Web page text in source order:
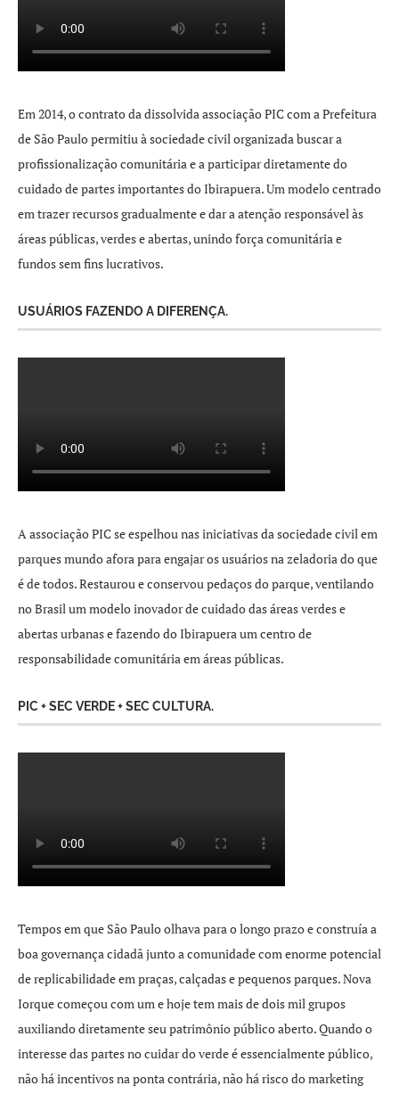
Em 2014, o contrato da dissolvida associação PIC com a Prefeitura
de São Paulo permitiu à sociedade civil organizada buscar a
profissionalização comunitária e a participar diretamente do
cuidado de partes importantes do Ibirapuera. Um modelo centrado
em trazer recursos gradualmente e dar a atenção responsável às
áreas públicas, verdes e abertas, unindo força comunitária e
fundos sem fins lucrativos.
USUÁRIOS FAZENDO A DIFERENÇA.
A associação PIC se espelhou nas iniciativas da sociedade civil em
parques mundo afora para engajar os usuários na zeladoria do que
é de todos. Restaurou e conservou pedaços do parque, ventilando
no Brasil um modelo inovador de cuidado das áreas verdes e
abertas urbanas e fazendo do Ibirapuera um centro de
responsabilidade comunitária em áreas públicas.
PIC + SEC VERDE + SEC CULTURA.
Tempos em que São Paulo olhava para o longo prazo e construía a
boa governança cidadã junto a comunidade com enorme potencial
de replicabilidade em praças, calçadas e pequenos parques. Nova
Iorque começou com um e hoje tem mais de dois mil grupos
auxiliando diretamente seu patrimônio público aberto. Quando o
interesse das partes no cuidar do verde é essencialmente público,
não há incentivos na ponta contrária, não há risco do marketing